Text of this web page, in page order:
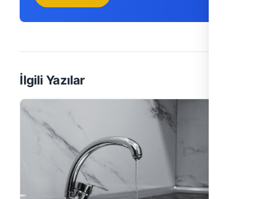
İlgili Yazılar